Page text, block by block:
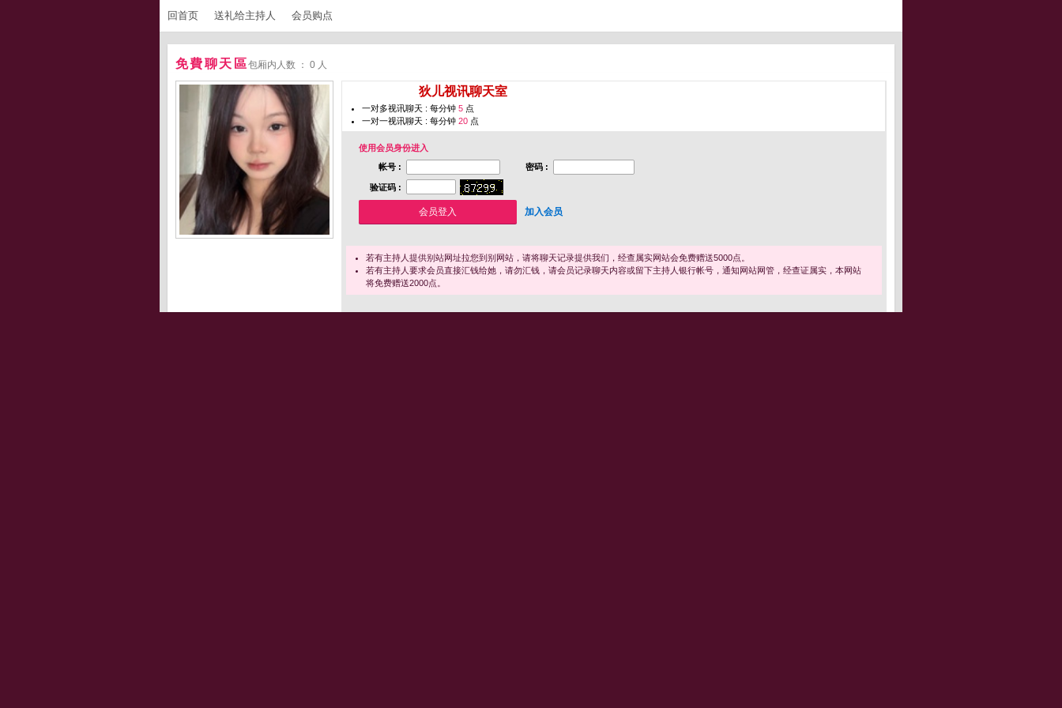
回首页 送礼给主持人 会员购点
免費聊天區包厢内人数 ： 0 人
狄儿视讯聊天室
一对多视讯聊天 : 每分钟 5 点
一对一视讯聊天 : 每分钟 20 点
使用会员身份进入
帐号 :
密码 :
验证码 :
加入会员
若有主持人提供别站网址拉您到别网站，请将聊天记录提供我们，经查属实网站会免费赠送5000点。
若有主持人要求会员直接汇钱给她，请勿汇钱，请会员记录聊天内容或留下主持人银行帐号，通知网站网管，经查证属实，本网站
将免费赠送2000点。